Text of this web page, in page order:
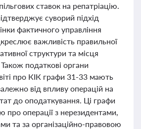
ставок на репатріацію.
суворий підхід
фактичного управління
важливість правильної
структури та місця
податкові органи
про КІК графи 31-33 мають
від впливу операцій на
до оподаткування. Ці графи
про операції з нерезидентами,
та за організаційно-правовою